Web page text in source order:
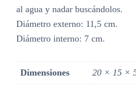
al agua y nadar buscándolos.
Diámetro externo: 11,5 cm.
Diámetro interno: 7 cm.
Dimensiones 20 × 15 ×